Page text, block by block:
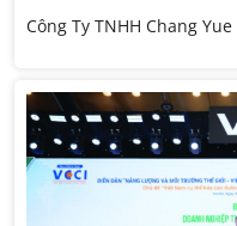
Công Ty TNHH Chang